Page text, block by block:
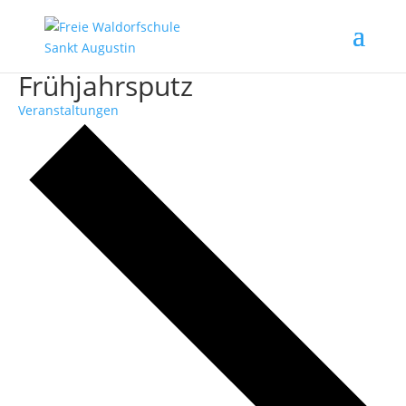
Frühjahrsputz
Veranstaltungen